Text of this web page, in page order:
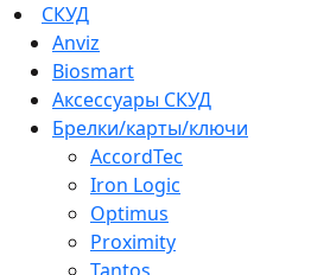
СКУД
Anviz
Biosmart
Аксессуары СКУД
Брелки/карты/ключи
AccordTec
Iron Logic
Optimus
Proximity